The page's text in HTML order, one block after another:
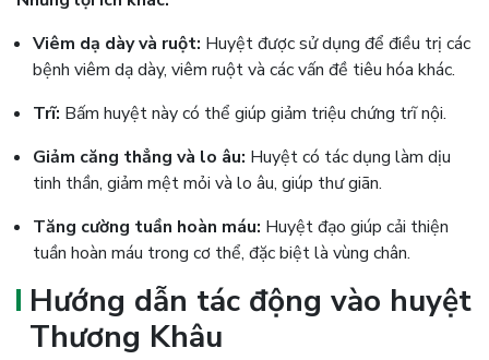
Viêm dạ dày và ruột: Huyệt được sử dụng để điều trị các
bệnh viêm dạ dày, viêm ruột và các vấn đề tiêu hóa khác​.
Trĩ: Bấm huyệt này có thể giúp giảm triệu chứng trĩ nội.
Giảm căng thẳng và lo âu: Huyệt có tác dụng làm dịu
tinh thần, giảm mệt mỏi và lo âu, giúp thư giãn.
Tăng cường tuần hoàn máu: Huyệt đạo giúp cải thiện
tuần hoàn máu trong cơ thể, đặc biệt là vùng chân.
Hướng dẫn tác động vào huyệt
Thương Khâu